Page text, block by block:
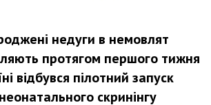
недуги в немовлят
протягом першого тижня
відбувся пілотний запуск
скринінгу